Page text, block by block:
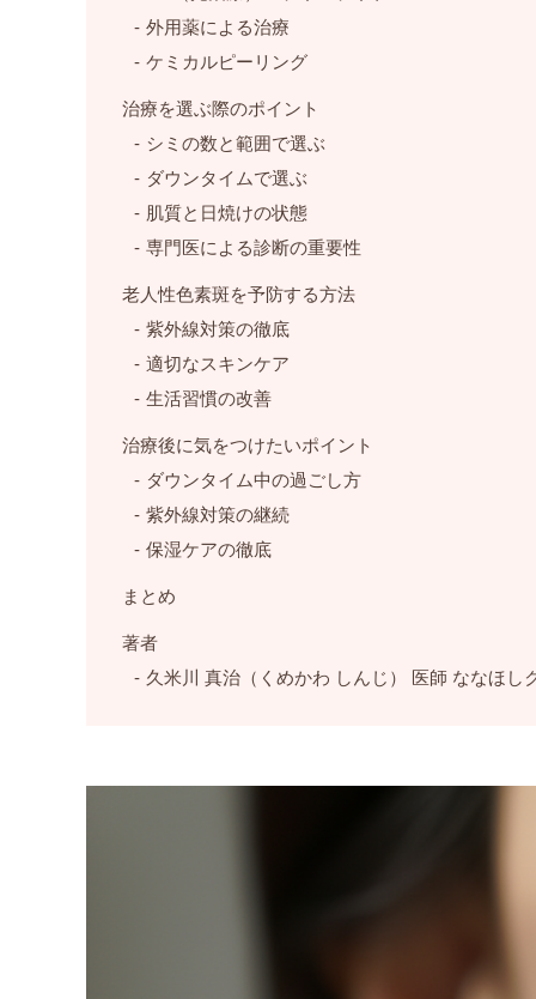
外用薬による治療
ケミカルピーリング
治療を選ぶ際のポイント
シミの数と範囲で選ぶ
ダウンタイムで選ぶ
肌質と日焼けの状態
専門医による診断の重要性
老人性色素斑を予防する方法
紫外線対策の徹底
適切なスキンケア
生活習慣の改善
治療後に気をつけたいポイント
ダウンタイム中の過ごし方
紫外線対策の継続
保湿ケアの徹底
まとめ
著者
久米川 真治（くめかわ しんじ） 医師 ななほし